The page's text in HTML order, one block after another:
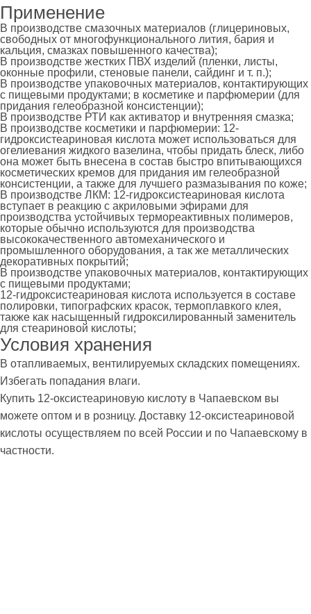
Применение
В производстве смазочных материалов (глицериновых,
свободных от многофункционального лития, бария и
кальция, смазках повышенного качества);
В производстве жестких ПВХ изделий (пленки, листы,
оконные профили, стеновые панели, сайдинг и т. п.);
В производстве упаковочных материалов, контактирующих
с пищевыми продуктами; в косметике и парфюмерии (для
придания гелеобразной консистенции);
В производстве РТИ как активатор и внутренняя смазка;
В производстве косметики и парфюмерии: 12-
гидроксистеариновая кислота может использоваться для
огелиевания жидкого вазелина, чтобы придать блеск, либо
она может быть внесена в состав быстро впитывающихся
косметических кремов для придания им гелеобразной
консистенции, а также для лучшего размазывания по коже;
В производстве ЛКМ: 12-гидроксистеариновая кислота
вступает в реакцию с акриловыми эфирами для
производства устойчивых термореактивных полимеров,
которые обычно используются для производства
высококачественного автомеханического и
промышленного оборудования, а так же металлических
декоративных покрытий;
В производстве упаковочных материалов, контактирующих
с пищевыми продуктами;
12-гидроксистеариновая кислота используется в составе
полировки, типографских красок, термоплавкого клея,
также как насыщенный гидроксилированный заменитель
для стеариновой кислоты;
Условия хранения
В отапливаемых, вентилируемых складских помещениях.
Избегать попадания влаги.
Купить 12-оксистеариновую кислоту в Чапаевском вы
можете оптом и в розницу. Доставку 12-оксистеариновой
кислоты осуществляем по всей России и по Чапаевскому в
частности.